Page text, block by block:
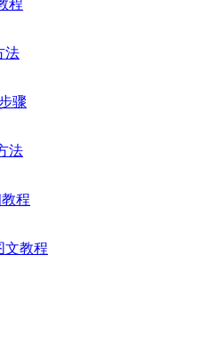
程
法
骤
法
程
文教程